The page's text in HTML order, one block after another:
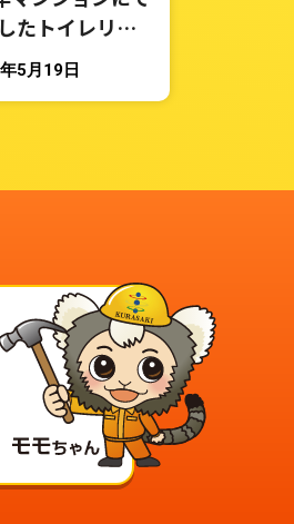
たトイレリフ
5月19日